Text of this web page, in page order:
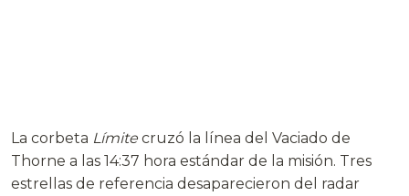
La corbeta Límite cruzó la línea del Vaciado de
Thorne a las 14:37 hora estándar de la misión. Tres
estrellas de referencia desaparecieron del radar